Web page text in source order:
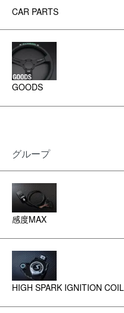
CAR PARTS
GOODS
グループ
感度MAX
HIGH SPARK IGNITION COIL